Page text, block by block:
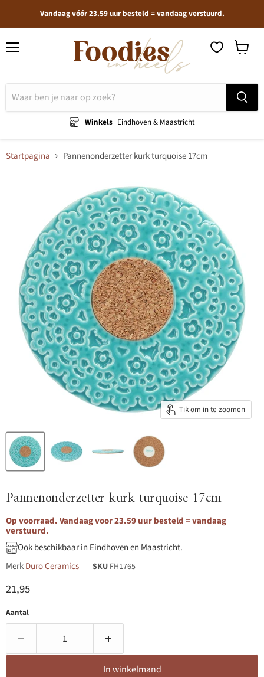
Vandaag vóór 23.59 uur besteld = vandaag verstuurd.
Winkels Eindhoven & Maastricht
Startpagina Pannenonderzetter kurk turquoise 17cm
Tik om in te zoomen
Pannenonderzetter kurk turquoise 17cm
Op voorraad. Vandaag voor 23.59 uur besteld = vandaag
verstuurd.
Ook beschikbaar in Eindhoven en Maastricht.
MerkDuro Ceramics SKU FH1765
Huidige prijs
21,95
Aantal
In winkelmand